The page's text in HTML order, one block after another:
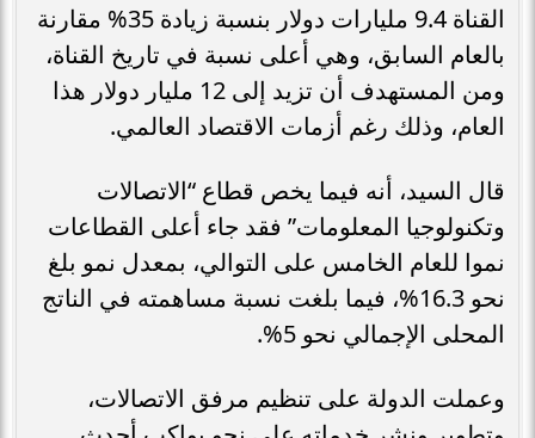
القناة 9.4 مليارات دولار بنسبة زيادة 35% مقارنة
بالعام السابق، وهي أعلى نسبة في تاريخ القناة،
ومن المستهدف أن تزيد إلى 12 مليار دولار هذا
العام، وذلك رغم أزمات الاقتصاد العالمي.
قال السيد، أنه فيما يخص قطاع “الاتصالات
وتكنولوجيا المعلومات” فقد جاء أعلى القطاعات
نموا للعام الخامس على التوالي، بمعدل نمو بلغ
نحو 16.3%، فيما بلغت نسبة مساهمته في الناتج
المحلى الإجمالي نحو 5%.
وعملت الدولة على تنظيم مرفق الاتصالات،